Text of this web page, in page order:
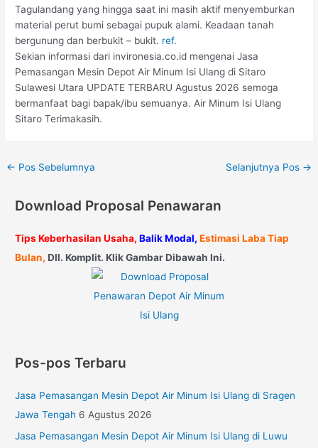
Tagulandang yang hingga saat ini masih aktif menyemburkan
material perut bumi sebagai pupuk alami. Keadaan tanah
bergunung dan berbukit – bukit. ref.
Sekian informasi dari invironesia.co.id mengenai Jasa
Pemasangan Mesin Depot Air Minum Isi Ulang di Sitaro
Sulawesi Utara UPDATE TERBARU Agustus 2026 semoga
bermanfaat bagi bapak/ibu semuanya. Air Minum Isi Ulang
Sitaro Terimakasih.
← Pos Sebelumnya Selanjutnya Pos →
Download Proposal Penawaran
Tips Keberhasilan Usaha, Balik Modal, Estimasi Laba Tiap
Bulan, Dll. Komplit. Klik Gambar Dibawah Ini.
Pos-pos Terbaru
Jasa Pemasangan Mesin Depot Air Minum Isi Ulang di Sragen
Jawa Tengah 6 Agustus 2026
Jasa Pemasangan Mesin Depot Air Minum Isi Ulang di Luwu